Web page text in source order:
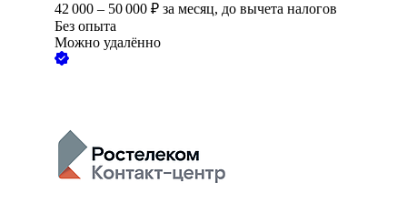
42 000 – 50 000 ₽ за месяц, до вычета налогов
Без опыта
Можно удалённо